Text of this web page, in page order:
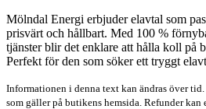
Mölndal Energi erbjuder elavtal som
prisvärt och hållbart. Med 100 %
tjänster blir det enklare att hålla koll på
Perfekt för den som söker ett tryggt
Informationen i denna text kan ändras över
som gäller på butikens hemsida. Refunder kan